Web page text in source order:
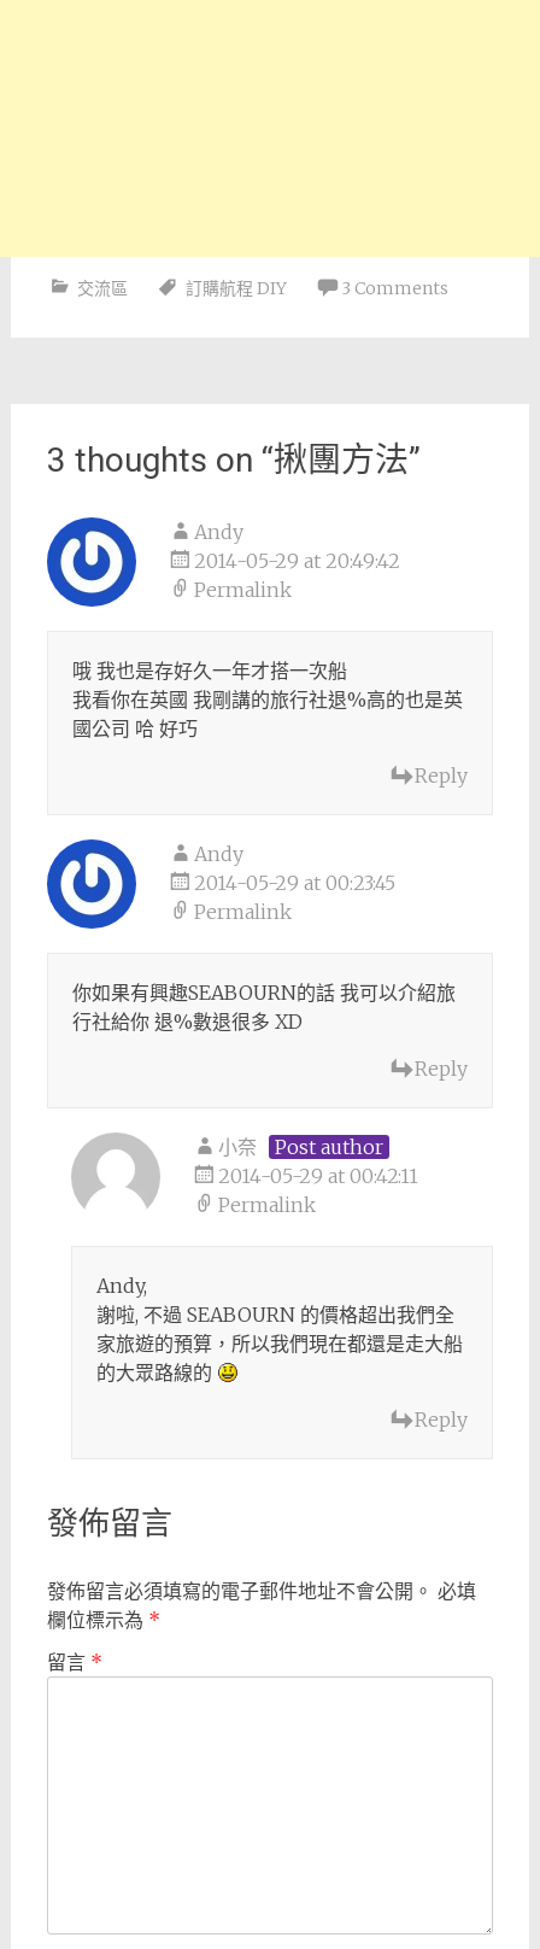
交流區 訂購航程 DIY 3 Comments
navigation
3 thoughts on “揪團方法”
Andy
2014-05-29 at 20:49:42
Permalink
哦 我也是存好久一年才搭一次船
我看你在英國 我剛講的旅行社退%高的也是英
國公司 哈 好巧
Reply
Andy
2014-05-29 at 00:23:45
Permalink
你如果有興趣SEABOURN的話 我可以介紹旅
行社給你 退%數退很多 XD
Reply
小奈
Post author
2014-05-29 at 00:42:11
Permalink
Andy,
謝啦, 不過 SEABOURN 的價格超出我們全
家旅遊的預算，所以我們現在都還是走大船
的大眾路線的
Reply
發佈留言
發佈留言必須填寫的電子郵件地址不會公開。 必填
欄位標示為 *
留言 *